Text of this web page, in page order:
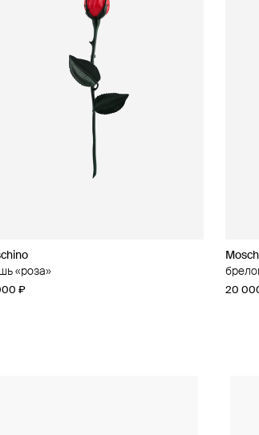
«роза»
₽ 20
серьги из бусин
₽ 47